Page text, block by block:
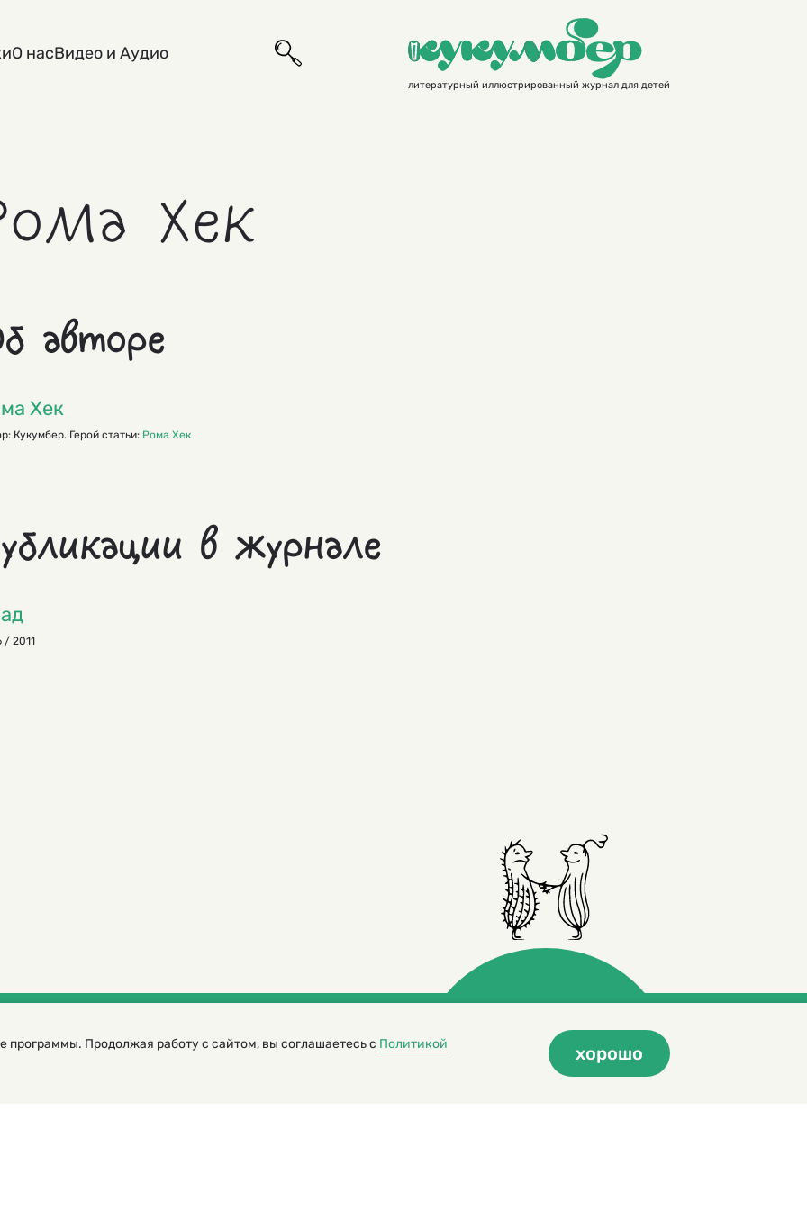
О насВидео и Аудио
литературный иллюстрированный журнал для детей
Хек
авторе
Хек
Кукумбер. Герой статьи: Рома Хек
в журнале
/ 2011
журнал для детей
сайта
Продолжая работу с сайтом, вы соглашаетесь с Политикой
хорошо